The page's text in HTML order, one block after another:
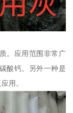
。应用范围非常广
酸钙。另外一种是
用。